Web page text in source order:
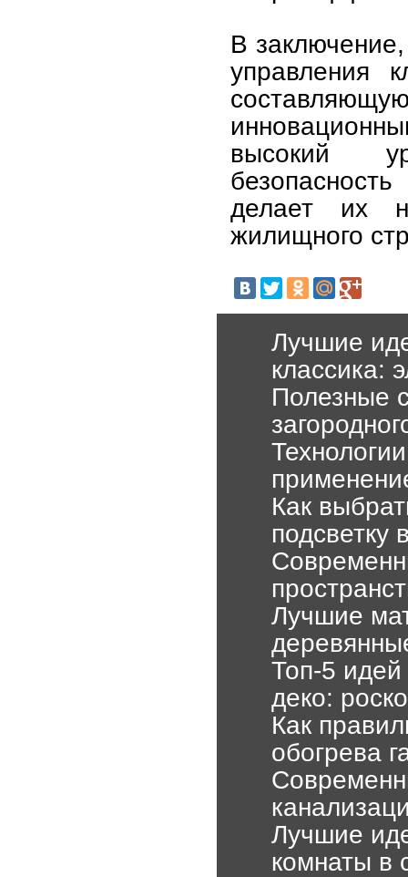
В
управления
высокий
делает их
жилищного
Лучшие
классика:
Полезные
Как
подсветку
Лучшие
Топ-5 идей
деко:
Как
обогрева
Лучшие
комнаты в